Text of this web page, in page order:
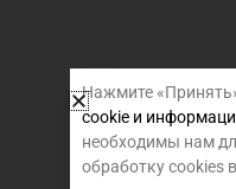
Нажмите
cookie и
необходимы нам
обработку cookies